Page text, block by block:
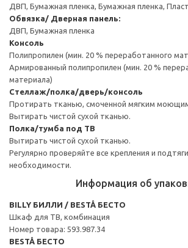
ДВП, Бумажная пленка, Бумажная пленка,
Обвязка/ Дверная панель:
ДВП, Бумажная пленка
Консоль
Полипропилен (мин. 20 % переработанного
Армированный полипропилен (мин. 20 %
материала)
Стеллаж/полка/дверь/консоль
Протирать тканью, смоченной мягким
Вытирать чистой сухой тканью.
Полка/тумба под ТВ
Вытирать чистой сухой тканью.
Регулярно проверяйте все крепления и
необходимости.
Информация об
BILLY БИЛЛИ / BESTÅ БЕСТО
Шкаф для ТВ, комбинация
Номер товара: 593.987.34
BESTÅ БЕСТО